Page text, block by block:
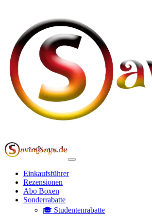
Einkaufsführer
Rezensionen
Abo Boxen
Sonderrabatte
🎓 Studentenrabatte